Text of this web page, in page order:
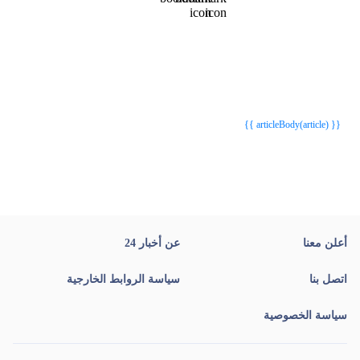
{{ articleBody(article) }}
أعلن معنا عن أخبار 24
اتصل بنا سياسة الروابط الخارجية
سياسة الخصوصية